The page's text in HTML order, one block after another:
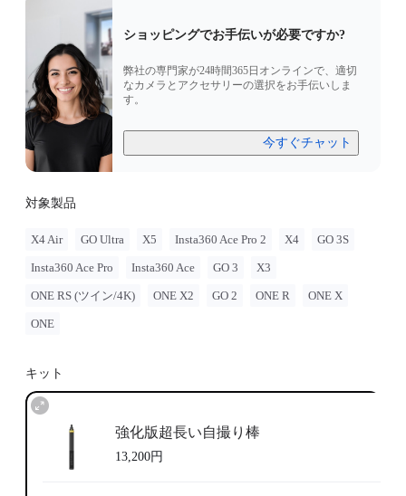
ショッピングでお手伝いが必要ですか?
弊社の専門家が24時間365日オンラインで、適切
なカメラとアクセサリーの選択をお手伝いしま
す。
今すぐチャット
対象製品
X4 Air GO Ultra X5 Insta360 Ace Pro 2 X4 GO 3S
Insta360 Ace Pro Insta360 Ace GO 3 X3
ONE RS (ツイン/4K) ONE X2 GO 2 ONE R ONE X
ONE
キット
強化版超長い自撮り棒
13,200円